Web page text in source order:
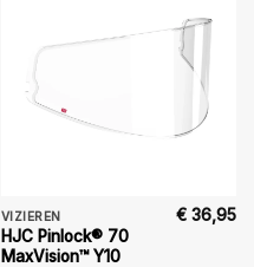
VIZIEREN
HJC Pinlock® 70
MaxVision™ Y10
€ 36,95